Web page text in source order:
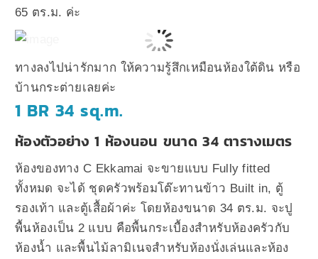
65 ตร.ม. ค่ะ
ทางลงไปน่ารักมาก ให้ความรู้สึกเหมือนห้องใต้ดิน หรือ
บ้านกระต่ายเลยค่ะ
1 BR 34 sq.m.
ห้องตัวอย่าง 1 ห้องนอน ขนาด 34 ตารางเมตร
ห้องของทาง C Ekkamai จะขายแบบ Fully fitted
ทั้งหมด จะได้ ชุดครัวพร้อมโต๊ะทานข้าว Built in, ตู้
รองเท้า และตู้เสื้อผ้าค่ะ โดยห้องขนาด 34 ตร.ม. จะปู
พื้นห้องเป็น 2 แบบ คือพื้นกระเบื้องสำหรับห้องครัวกับ
ห้องน้ำ และพื้นไม้ลามิเนจสำหรับห้องนั่งเล่นและห้อง